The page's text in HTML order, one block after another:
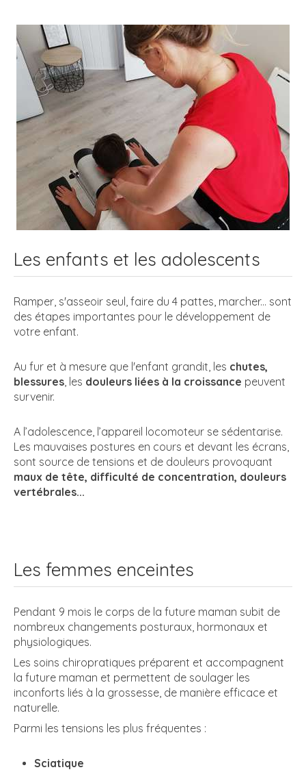
Les enfants et les adolescents
Ramper, s'asseoir seul, faire du 4 pattes, marcher... sont
des étapes importantes pour le développement de
votre enfant.
Au fur et à mesure que l'enfant grandit, les chutes,
blessures, les douleurs liées à la croissance peuvent
survenir.
A l’adolescence, l’appareil locomoteur se sédentarise.
Les mauvaises postures en cours et devant les écrans,
sont source de tensions et de douleurs provoquant
maux de tête, difficulté de concentration, douleurs
vertébrales...
Les femmes enceintes
Pendant 9 mois le corps de la future maman subit de
nombreux changements posturaux, hormonaux et
physiologiques.
Les soins chiropratiques préparent et accompagnent
la future maman et permettent de soulager les
inconforts liés à la grossesse, de manière efficace et
naturelle.
Parmi les tensions les plus fréquentes :
Sciatique